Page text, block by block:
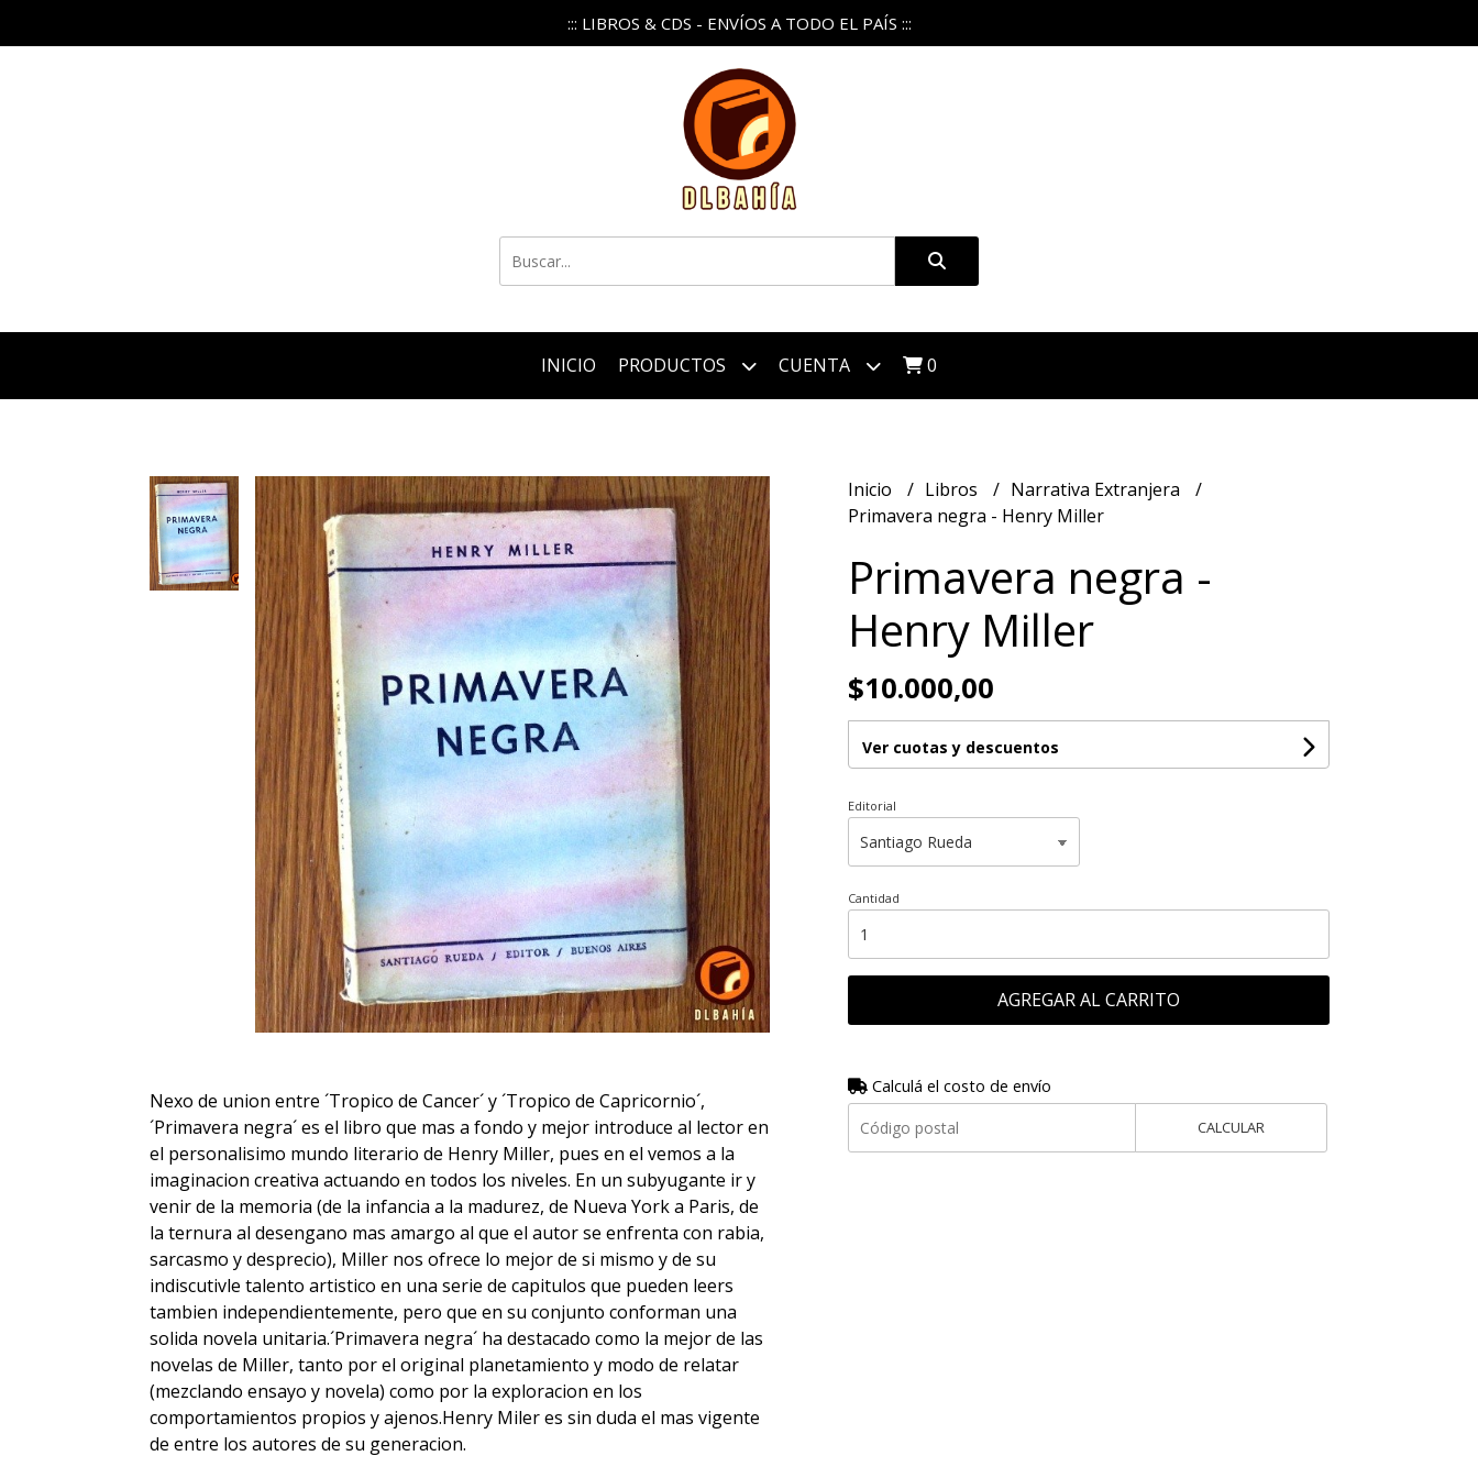
::: LIBROS & CDS - ENVÍOS A TODO EL PAÍS :::
INICIO PRODUCTOS CUENTA 0
Nexo de union entre ´Tropico de Cancer´ y ´Tropico de Capricornio´,
´Primavera negra´ es el libro que mas a fondo y mejor introduce al lector en
el personalisimo mundo literario de Henry Miller, pues en el vemos a la
imaginacion creativa actuando en todos los niveles. En un subyugante ir y
venir de la memoria (de la infancia a la madurez, de Nueva York a Paris, de
la ternura al desengano mas amargo al que el autor se enfrenta con rabia,
sarcasmo y desprecio), Miller nos ofrece lo mejor de si mismo y de su
indiscutivle talento artistico en una serie de capitulos que pueden leers
tambien independientemente, pero que en su conjunto conforman una
solida novela unitaria.´Primavera negra´ ha destacado como la mejor de las
novelas de Miller, tanto por el original planetamiento y modo de relatar
(mezclando ensayo y novela) como por la exploracion en los
comportamientos propios y ajenos.Henry Miler es sin duda el mas vigente
de entre los autores de su generacion.
Inicio Libros
Narrativa Extranjera
Primavera negra - Henry Miller
Primavera negra -
Henry Miller
$10.000,00
Ver cuotas y descuentos
Editorial
Cantidad
AGREGAR AL CARRITO
Calculá el costo de envío
CALCULAR